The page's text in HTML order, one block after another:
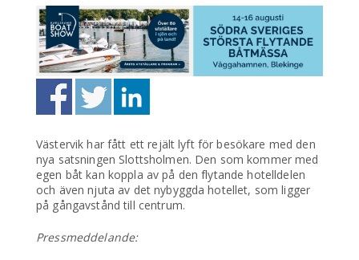
Västervik har fått ett rejält lyft för besökare med den
nya satsningen Slottsholmen. Den som kommer med
egen båt kan koppla av på den flytande hotelldelen
och även njuta av det nybyggda hotellet, som ligger
på gångavstånd till centrum.
Pressmeddelande: